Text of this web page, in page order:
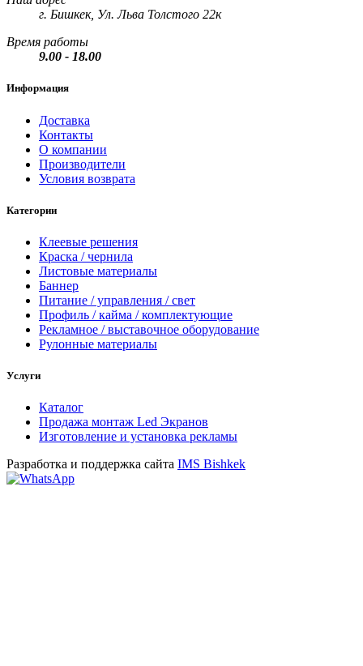
г. Бишкек, Ул. Льва Толстого 22к
Время работы
9.00 - 18.00
Информация
Доставка
Контакты
О компании
Производители
Условия возврата
Категории
Клеевые решения
Краска / чернила
Листовые материалы
Баннер
Питание / управления / свет
Профиль / кайма / комплектующие
Рекламное / выставочное оборудование
Рулонные материалы
Услуги
Каталог
Продажа монтаж Led Экранов
Изготовление и установка рекламы
Разработка и поддержка сайта IMS Bishkek